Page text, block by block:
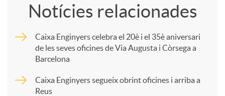
Notícies relacionades
Caixa Enginyers celebra el 20è i el 35è aniversari
de les seves oficines de Via Augusta i Còrsega a
Barcelona
Caixa Enginyers segueix obrint oficines i arriba a
Reus